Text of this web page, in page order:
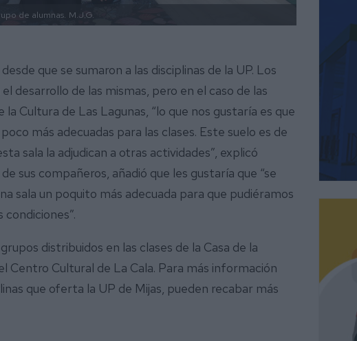
de alumnas. M.J.G.
que se sumaron a las disciplinas de la UP. Los
desarrollo de las mismas, pero en el caso de las
Cultura de Las Lagunas, “lo que nos gustaría es que
más adecuadas para las clases. Este suelo es de
sala la adjudican a otras actividades”, explicó
sus compañeros, añadió que les gustaría que “se
sala un poquito más adecuada para que pudiéramos
distribuidos en las clases de la Casa de la
Centro Cultural de La Cala. Para más información
que oferta la UP de Mijas, pueden recabar más